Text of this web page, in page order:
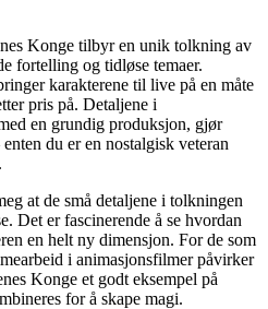
Konge tilbyr en unik tolkning av
fortelling og tidløse temaer.
karakterene til live på en måte
pris på. Detaljene i
en grundig produksjon, gjør
du er en nostalgisk veteran
at de små detaljene i tolkningen
Det er fascinerende å se hvordan
en helt ny dimensjon. For de som
i animasjonsfilmer påvirker
Konge et godt eksempel på
for å skape magi.